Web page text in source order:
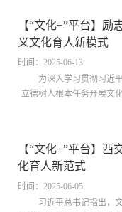
设的新模式，使之成为推
度——塑造精神文化先锋以
等专栏，增强叙述贴近性和
【“文化+”平台】
义文化育人新模式
时间：2025-06-13
为深入学习贯彻习近
立德树人根本任务开展文
式，有效提升了爱国主义
续培养担当民族复兴大任
书院学生群体爱国主义文化
【“文化+”平台】
化育人新范式
时间：2025-06-05
习近平总书记指出，